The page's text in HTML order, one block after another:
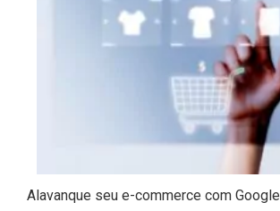
Alavanque seu e-commerce com